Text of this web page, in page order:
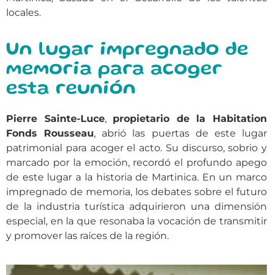
locales.
Un lugar impregnado de
memoria para acoger
esta reunión
Pierre Sainte-Luce, propietario de la Habitation
Fonds Rousseau, abrió las puertas de este lugar
patrimonial para acoger el acto. Su discurso, sobrio y
marcado por la emoción, recordó el profundo apego
de este lugar a la historia de Martinica. En un marco
impregnado de memoria, los debates sobre el futuro
de la industria turística adquirieron una dimensión
especial, en la que resonaba la vocación de transmitir
y promover las raíces de la región.